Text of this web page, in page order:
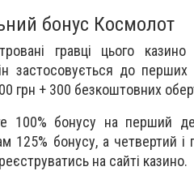
бонус Космолот
гравці цього
застосовується до перших
грн + 300 безкоштовних
100% бонусу на перший
125% бонусу, а четвертий
на сайті казино.